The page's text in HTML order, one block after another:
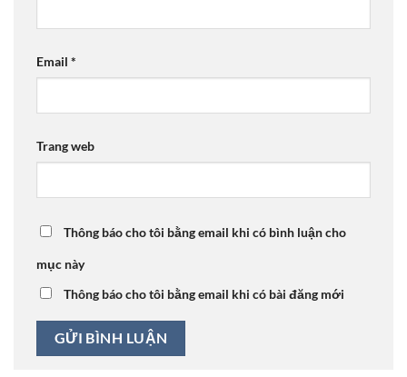
Email *
Trang web
Thông báo cho tôi bằng email khi có bình luận cho
mục này
Thông báo cho tôi bằng email khi có bài đăng mới